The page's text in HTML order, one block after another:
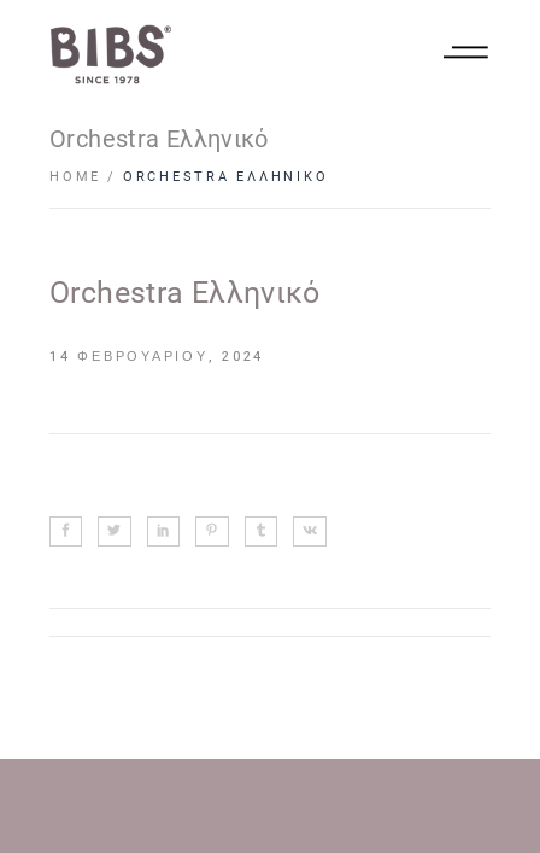
Orchestra Ελληνικό
HOME ORCHESTRA ΕΛΛΗΝΙΚΌ
Orchestra Ελληνικό
14 ΦΕΒΡΟΥΑΡΊΟΥ, 2024